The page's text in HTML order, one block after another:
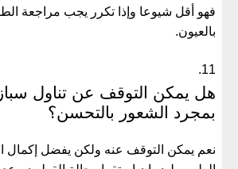
فهو أقل شيوعا وإذا تكرر يجب مراجعة
بالعيون.
هل يمكن التوقف عن تناول
بمجرد الشعور بالتحسن؟
نعم يمكن التوقف عنه ولكن يفضل إكمال